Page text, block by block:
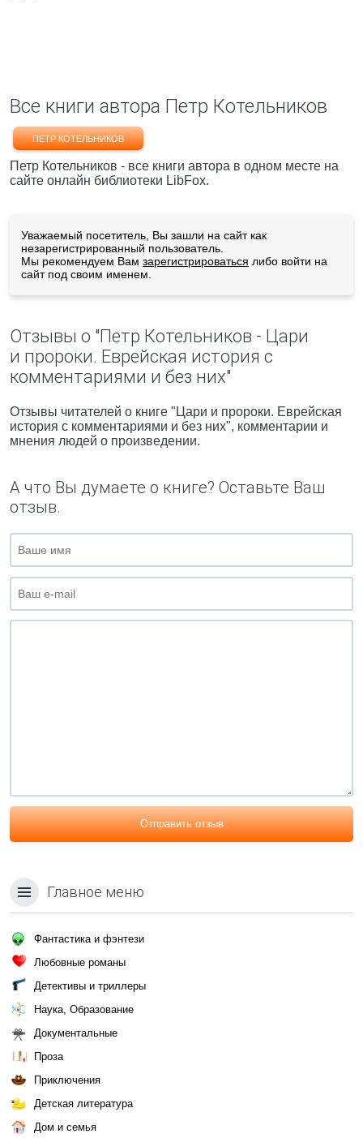
Все книги автора Петр Котельников
ПЕТР КОТЕЛЬНИКОВ
Петр Котельников - все книги автора в одном месте на
сайте онлайн библиотеки LibFox.
Уважаемый посетитель, Вы зашли на сайт как
незарегистрированный пользователь.
Мы рекомендуем Вам зарегистрироваться либо войти на
сайт под своим именем.
Отзывы о "Петр Котельников - Цари
и пророки. Еврейская история с
комментариями и без них"
Отзывы читателей о книге "Цари и пророки. Еврейская
история с комментариями и без них", комментарии и
мнения людей о произведении.
А что Вы думаете о книге? Оставьте Ваш
отзыв.
Отправить отзыв
Главное меню
Фантастика и фэнтези
Любовные романы
Детективы и триллеры
Наука, Образование
Документальные
Проза
Приключения
Детская литература
Дом и семья